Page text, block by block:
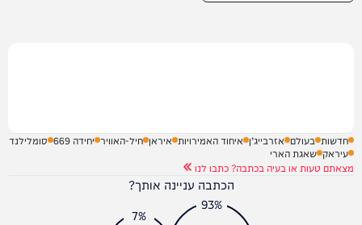
חדשות בעולם אזרבייג’ן איחוד האמירויות איראן חיל-האוויר יחידה 669
סומלילנד
עיראק שאגת הארי
מצאתם טעות או בעיה בכתבה? כתבו לנו
הכתבה עניינה אותך?
93%
7%